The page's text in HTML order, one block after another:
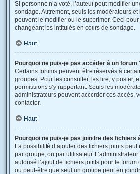
Si personne n’a voté, l’auteur peut modifier
sondage. Autrement, seuls les modérateurs
peuvent le modifier ou le supprimer. Ceci
changeant les intitulés en cours de sondage.
Haut
Pourquoi ne puis-je pas accéder à un forum
Certains forums peuvent être réservés à
groupes. Pour les consulter, les lire, y poster,
permissions s’y rapportant. Seuls les
administrateurs peuvent accorder ces accès,
contacter.
Haut
Pourquoi ne puis-je pas joindre des fichiers
La possibilité d’ajouter des fichiers joints peut
par groupe, ou par utilisateur.
autorisé l’ajout de fichiers joints pour le forum
ou peut-être que seul un groupe peut en